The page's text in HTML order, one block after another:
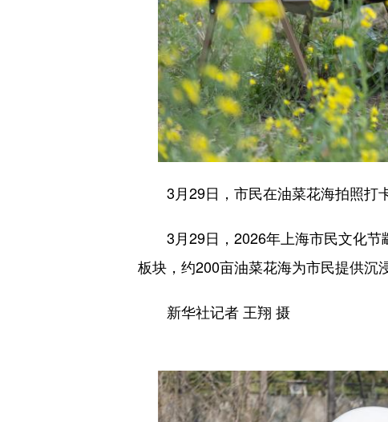
3月29日，市民在油菜花海拍照打卡
3月29日，2026年上海市民文化节
板块，约200亩油菜花海为市民提供沉
新华社记者 王翔 摄